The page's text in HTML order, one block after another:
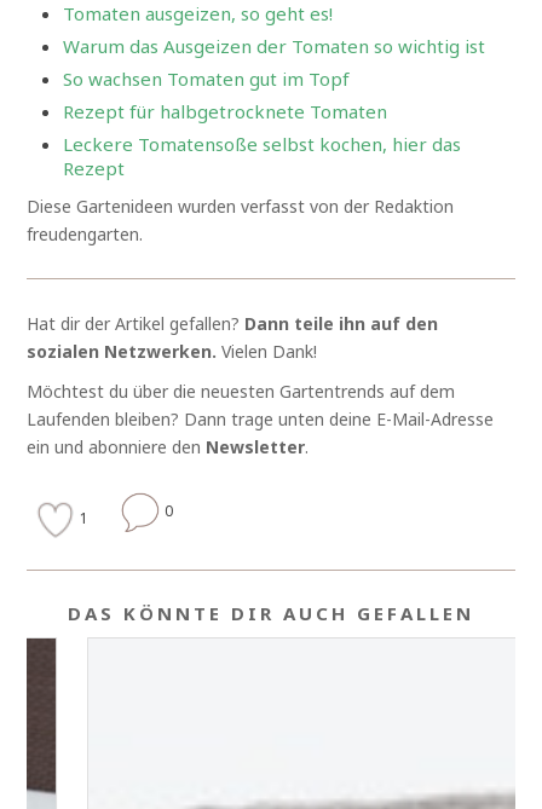
Tomaten ausgeizen, so geht es!
Warum das Ausgeizen der Tomaten so wichtig ist
So wachsen Tomaten gut im Topf
Rezept für halbgetrocknete Tomaten
Leckere Tomatensoße selbst kochen, hier das
Rezept
Diese Gartenideen wurden verfasst von der Redaktion
freudengarten.
Hat dir der Artikel gefallen? Dann teile ihn auf den
sozialen Netzwerken.Vielen Dank!
Möchtest du über die neuesten Gartentrends auf dem
Laufenden bleiben? Dann trage unten deine E-Mail-Adresse
ein und abonniere den Newsletter.
1 0
DAS KÖNNTE DIR AUCH GEFALLEN